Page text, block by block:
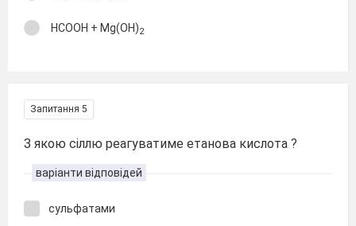
HCOOH + Mg(OH)2
Запитання 5
З якою сіллю реагуватиме етанова кислота ?
варіанти відповідей
сульфатами